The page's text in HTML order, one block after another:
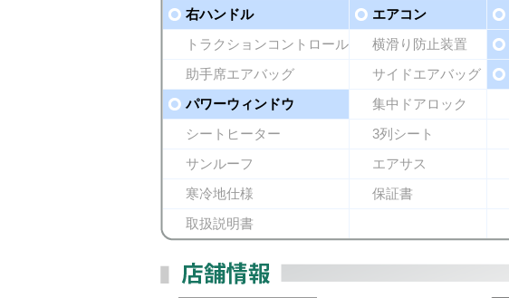
右ハンドル
エアコン
トラクションコントロール
横滑り防止装置
助手席エアバッグ
サイドエアバッグ
パワーウィンドウ
集中ドアロック
シートヒーター
3列シート
サンルーフ
エアサス
寒冷地仕様
保証書
取扱説明書